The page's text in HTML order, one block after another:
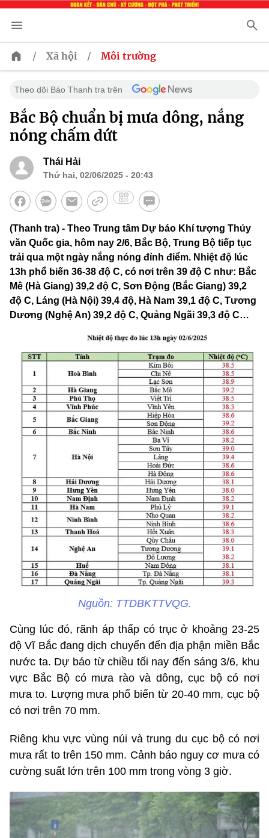
/ Xã hội / Môi trường
Theo dõi Báo Thanh tra trên
Bắc Bộ chuẩn bị mưa dông, nắng
nóng chấm dứt
Thái Hải
Thứ hai, 02/06/2025 - 20:43
(Thanh tra) - Theo Trung tâm Dự báo Khí tượng Thủy
văn Quốc gia, hôm nay 2/6, Bắc Bộ, Trung Bộ tiếp tục
trải qua một ngày nắng nóng đỉnh điểm. Nhiệt độ lúc
13h phổ biến 36-38 độ C, có nơi trên 39 độ C như: Bắc
Mê (Hà Giang) 39,2 độ C, Sơn Động (Bắc Giang) 39,2
độ C, Láng (Hà Nội) 39,4 độ, Hà Nam 39,1 độ C, Tương
Dương (Nghệ An) 39,2 độ C, Quảng Ngãi 39,3 độ C…
Nguồn: TTDBKTTVQG.
Cùng lúc đó, rãnh áp thấp có trục ở khoảng 23-25
độ Vĩ Bắc đang dịch chuyển đến địa phận miền Bắc
nước ta. Dự báo từ chiều tối nay đến sáng 3/6, khu
vực Bắc Bộ có mưa rào và dông, cục bộ có nơi
mưa to. Lượng mưa phổ biến từ 20-40 mm, cục bộ
có nơi trên 70 mm.
Riêng khu vực vùng núi và trung du cục bộ có nơi
mưa rất to trên 150 mm. Cảnh báo nguy cơ mưa có
cường suất lớn trên 100 mm trong vòng 3 giờ.